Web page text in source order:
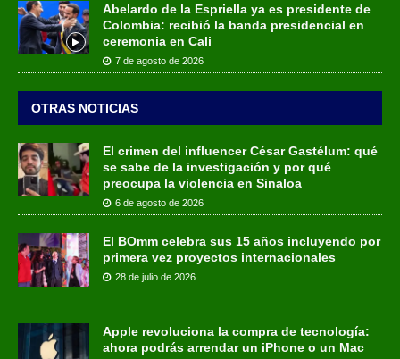
Abelardo de la Espriella ya es presidente de
Colombia: recibió la banda presidencial en
ceremonia en Cali
7 de agosto de 2026
OTRAS NOTICIAS
El crimen del influencer César Gastélum: qué
se sabe de la investigación y por qué
preocupa la violencia en Sinaloa
6 de agosto de 2026
El BOmm celebra sus 15 años incluyendo por
primera vez proyectos internacionales
28 de julio de 2026
Apple revoluciona la compra de tecnología:
ahora podrás arrendar un iPhone o un Mac